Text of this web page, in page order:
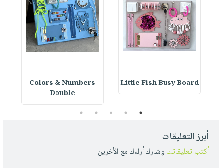
Little Fish Busy Board
Colors & Numbers
Double
1
2
3
4
5
أبرز التعليقات
أكتب تعليقاتك وشارك أراءك مع الأخرين